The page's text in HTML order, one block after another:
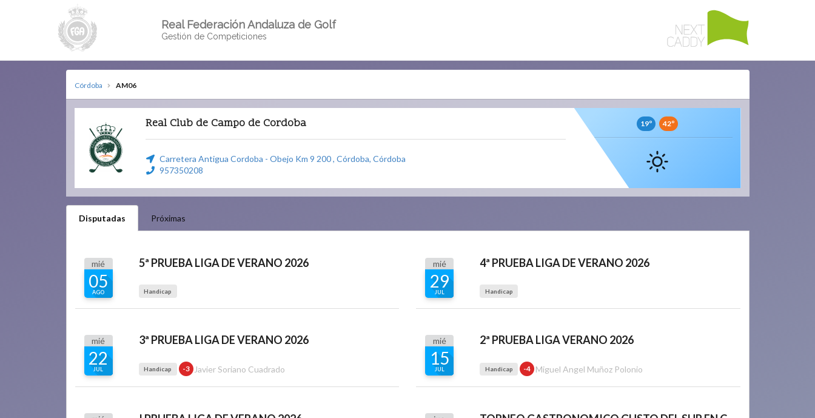
Real Federación Andaluza de Golf
Gestión de Competiciones
Córdoba AM06
Real Club de Campo de Cordoba
Carretera Antigua Cordoba - Obejo Km 9 200 , Córdoba, Córdoba
957350208
19º 42º
Disputadas Próximas
mié
05
AGO
5ª PRUEBA LIGA DE VERANO 2026
Handicap
mié
29
JUL
4ª PRUEBA LIGA DE VERANO 2026
Handicap
mié
22
JUL
3ª PRUEBA LIGA DE VERANO 2026
Handicap -3 Javier Soriano Cuadrado
mié
15
JUL
2ª PRUEBA LIGA VERANO 2026
Handicap -4 Miguel Angel Muñoz Polonio